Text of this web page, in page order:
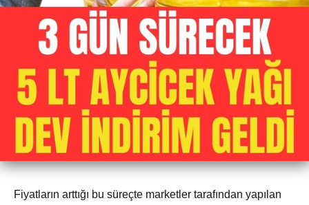
Fiyatların arttığı bu süreçte marketler tarafından yapılan